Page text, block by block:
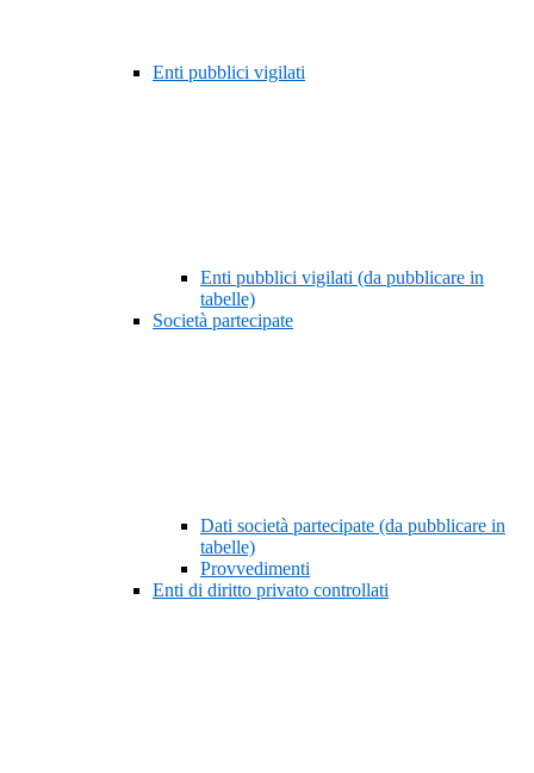
Enti pubblici vigilati
Enti pubblici vigilati (da pubblicare in
tabelle)
Società partecipate
Dati società partecipate (da pubblicare in
tabelle)
Provvedimenti
Enti di diritto privato controllati